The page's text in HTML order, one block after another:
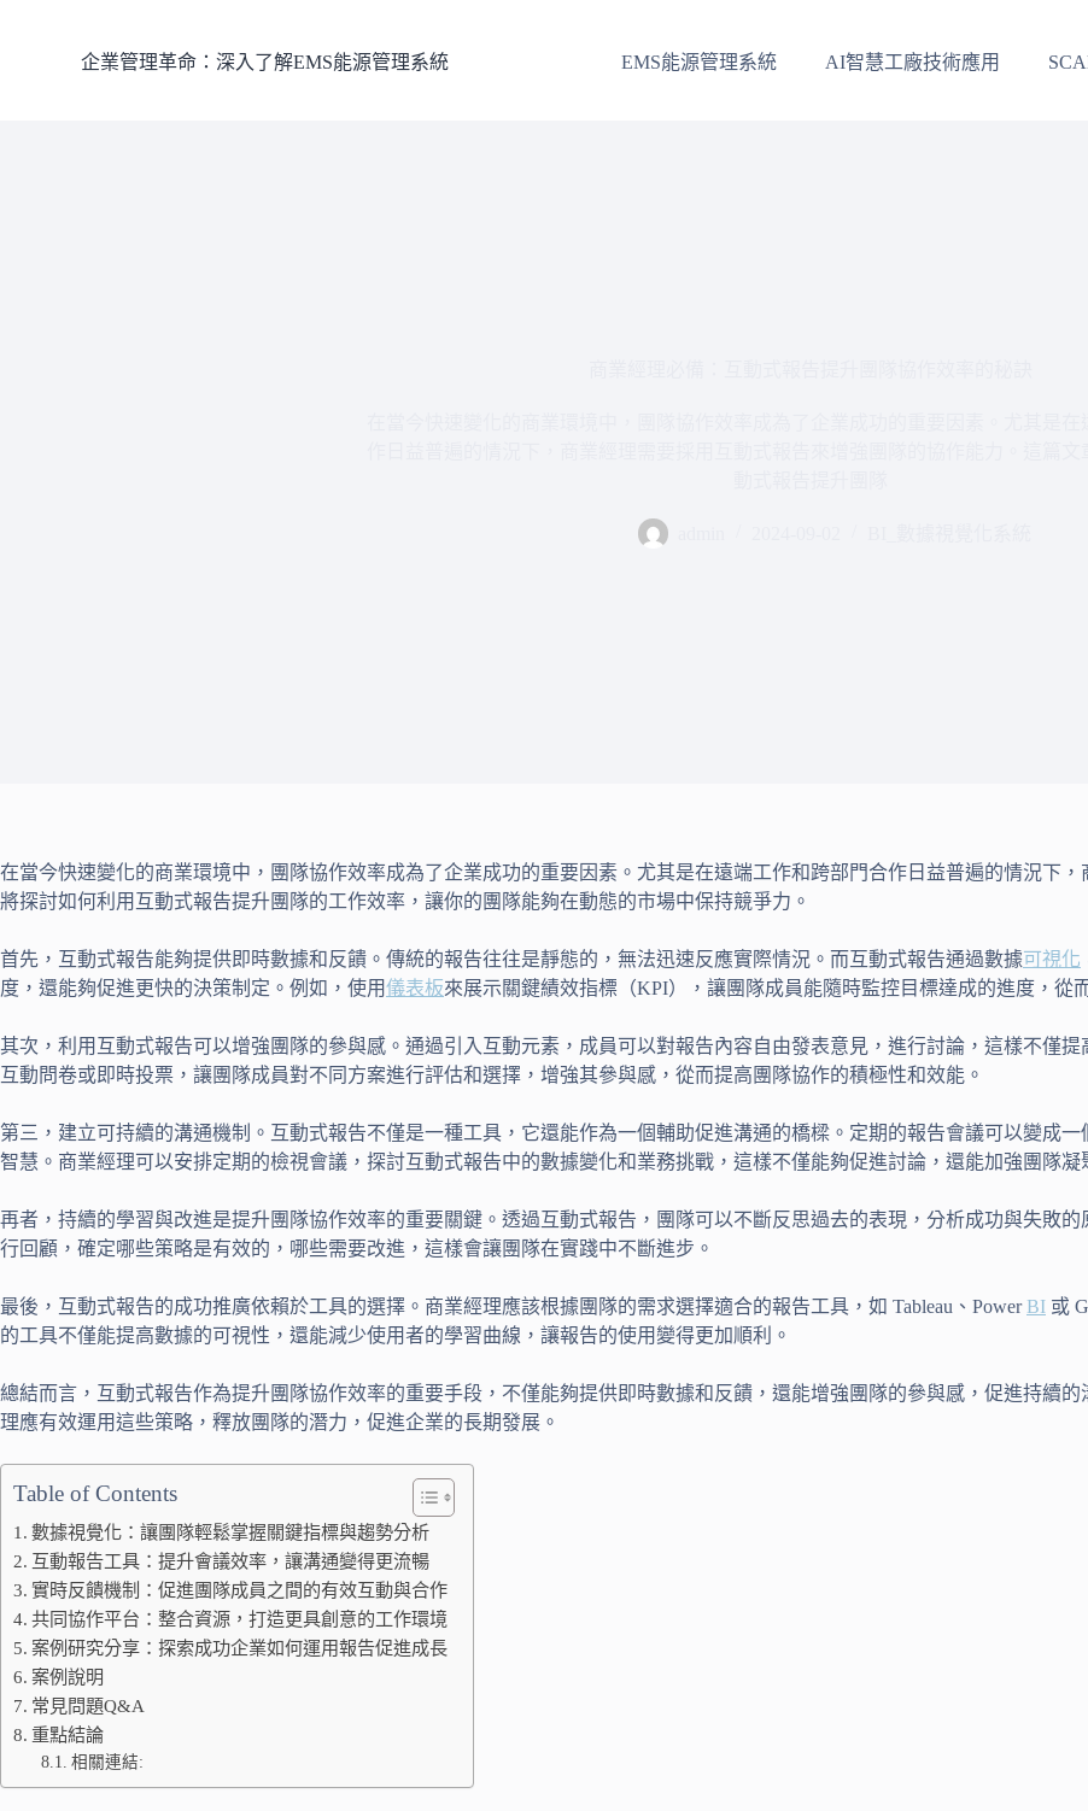
企業管理革命：深入了解EMS能源管理系統 EMS能源管理系統 AI智慧工廠技術應用
在當今快速變化的商業環境中，團隊協作效率成為了企業成功的重要因素。尤其是在遠端工作和跨部門合作日益普遍的情況下
將探討如何利用互動式報告提升團隊的工作效率，讓你的團隊能夠在動態的市場中保持競爭力。
首先，互動式報告能夠提供即時數據和反饋。傳統的報告往往是靜態的，無法迅速反應實際情況。而互動式報告通過數據可視化
度，還能夠促進更快的決策制定。例如，使用儀表板來展示關鍵績效指標（KPI），讓團隊成員能隨時監控目標達成的進度，從
其次，利用互動式報告可以增強團隊的參與感。通過引入互動元素，成員可以對報告內容自由發表意見，進行討論，這樣不僅
互動問卷或即時投票，讓團隊成員對不同方案進行評估和選擇，增強其參與感，從而提高團隊協作的積極性和效能。
第三，建立可持續的溝通機制。互動式報告不僅是一種工具，它還能作為一個輔助促進溝通的橋樑。定期的報告會議可以變成
智慧。商業經理可以安排定期的檢視會議，探討互動式報告中的數據變化和業務挑戰，這樣不僅能夠促進討論，還能加強團隊凝
再者，持續的學習與改進是提升團隊協作效率的重要關鍵。透過互動式報告，團隊可以不斷反思過去的表現，分析成功與失敗
行回顧，確定哪些策略是有效的，哪些需要改進，這樣會讓團隊在實踐中不斷進步。
最後，互動式報告的成功推廣依賴於工具的選擇。商業經理應該根據團隊的需求選擇適合的報告工具，如 Tableau、PowerBI 或
的工具不僅能提高數據的可視性，還能減少使用者的學習曲線，讓報告的使用變得更加順利。
總結而言，互動式報告作為提升團隊協作效率的重要手段，不僅能夠提供即時數據和反饋，還能增強團隊的參與感，促進持續
理應有效運用這些策略，釋放團隊的潛力，促進企業的長期發展。
Table of Contents
數據視覺化：讓團隊輕鬆掌握關鍵指標與趨勢分析
互動報告工具：提升會議效率，讓溝通變得更流暢
實時反饋機制：促進團隊成員之間的有效互動與合作
共同協作平台：整合資源，打造更具創意的工作環境
案例研究分享：探索成功企業如何運用報告促進成長
案例說明
常見問題Q&A
重點結論
相關連結: